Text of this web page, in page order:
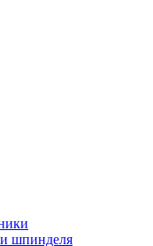
шпинделя